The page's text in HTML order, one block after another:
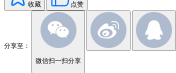
收藏 点赞
分享至：
微信扫一扫分享